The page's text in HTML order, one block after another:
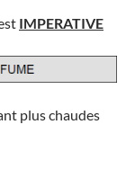
IMPERATIVE
plus chaudes